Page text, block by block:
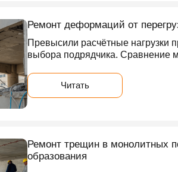
Ремонт деформаций от
Превысили расчётные нагрузки
выбора подрядчика. Сравнение
Читать
Ремонт трещин в монолитных
образования